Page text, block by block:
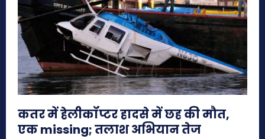
कतर में हेलीकॉप्टर हादसे में छह की मौत,
एक missing; तलाश अभियान तेज